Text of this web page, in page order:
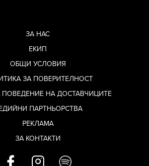
ЗА НАС
ЕКИП
ОБЩИ УСЛОВИЯ
ЗА ПОВЕРИТЕЛНОСТ
ПОВЕДЕНИЕ НА ДОСТАВЧИЦИТЕ
ПАРТНЬОРСТВА
РЕКЛАМА
ЗА КОНТАКТИ